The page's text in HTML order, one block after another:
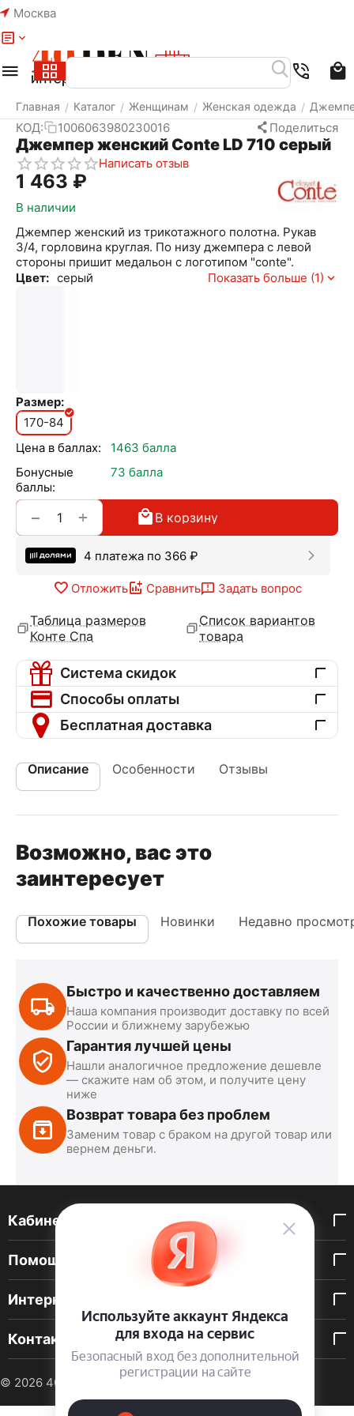
Москва
Главная / Каталог / Женщинам / Женская одежда /
КОД: 1006063980230016 Поделиться
Джемпер женский Conte LD 710 серый
Написать отзыв
1 463 ₽
В наличии
Джемпер женский из трикотажного полотна. Рукав
3/4, горловина круглая. По низу джемпера с левой
стороны пришит медальон с логотипом "conte".
Цвет: серый Показать больше (1)
Размер:
170-84
Цена в баллах:
1463 балла
Бонусные
баллы:
73 балла
+
− В корзину
4 платежа по 366 ₽
Отложить Сравнить Задать вопрос
Таблица размеров
Конте Спа
Список вариантов
товара
Система скидок
Способы оплаты
Бесплатная доставка
Описание Особенности Отзывы
Возможно, вас это
заинтересует
Похожие товары Новинки Недавно
Быстро и качественно доставляем
Наша компания производит доставку по всей
России и ближнему зарубежью
Гарантия лучшей цены
Нашли аналогичное предложение дешевле
— скажите нам об этом, и получите цену
ниже
Возврат товара без проблем
Заменим товар с браком на другой товар или
вернем деньги.
Кабинет покупателя
Помощь покупателю
Интернет-магазин
Контакты
© 2026 40 DEN. Интернет-магазин
Меню